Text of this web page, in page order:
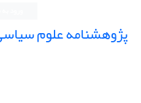
پژوهشنامه علوم